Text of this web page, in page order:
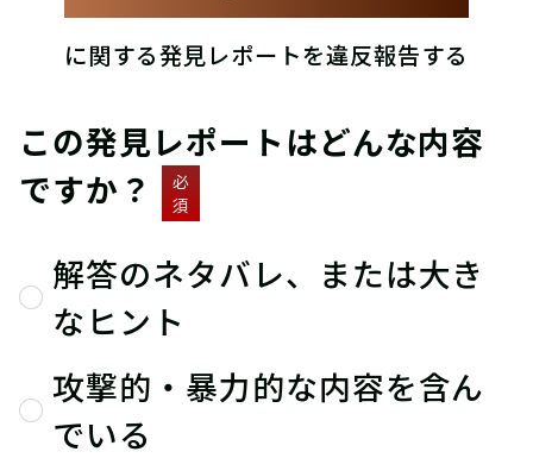
に関する発見レポートを違反報告する
この発見レポートはどんな内容
ですか？
必
須
解答のネタバレ、または大き
なヒント
攻撃的・暴力的な内容を含ん
でいる